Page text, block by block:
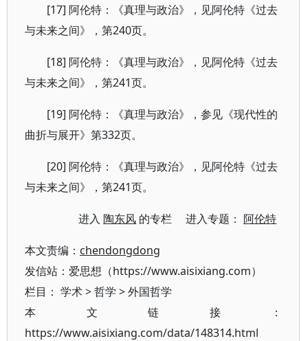
[17] 阿伦特：《真理与政治》，见阿伦特《过去
与未来之间》，第240页。
[18] 阿伦特：《真理与政治》，见阿伦特《过去
与未来之间》，第241页。
[19] 阿伦特：《真理与政治》，参见《现代性的
曲折与展开》第332页。
[20] 阿伦特：《真理与政治》，见阿伦特《过去
与未来之间》，第241页。
进入 陶东风 的专栏 进入专题： 阿伦特
本文责编： chendongdong
发信站：爱思想（https://www.aisixiang.com）
栏目： 学术>哲学 >外国哲学
本文链接：
https://www.aisixiang.com/data/148314.html